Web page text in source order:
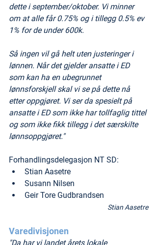
dette i september/oktober. Vi minner
om at alle får 0.75% og i tillegg 0.5% ev
1% for de under 600k.
Så ingen vil gå helt uten justeringer i
lønnen. Når det gjelder ansatte i ED
som kan ha en ubegrunnet
lønnsforskjell skal vi se på dette nå
etter oppgjøret. Vi ser da spesielt på
ansatte i ED som ikke har tollfaglig tittel
og som ikke fikk tillegg i det særskilte
lønnsoppgjøret."
Forhandlingsdelegasjon NT SD:
Stian Aasetre
Susann Nilsen
Geir Tore Gudbrandsen
Stian Aasetre
Varedivisjonen
"Da har vi landet årets lokale